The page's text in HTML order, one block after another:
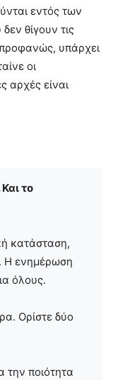
εντός των
θίγουν τις
υπάρχει
οι
αρχές είναι
το
κατάσταση,
Η ενημέρωση
όλους.
Ορίστε δύο
την ποιότητα